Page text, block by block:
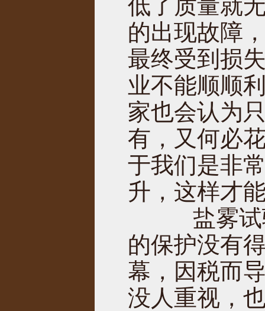
低了质量就
的出现故障
最终受到损
业不能顺顺
家也会认为
有，又何必
于我们是非
升，这样才
盐雾试验
的保护没有
幕，因税而
没人重视，